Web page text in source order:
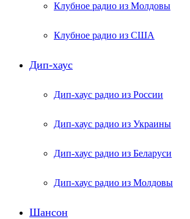
Клубное радио из Молдовы
Клубное радио из США
Дип-хаус
Дип-хаус радио из России
Дип-хаус радио из Украины
Дип-хаус радио из Беларуси
Дип-хаус радио из Молдовы
Шансон